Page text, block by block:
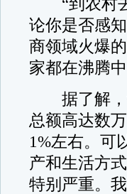
“到农村去
论你是否感
商领域火爆
家都在沸腾
据了解，
总额高达数
1%左右。可
产和生活方
特别严重。